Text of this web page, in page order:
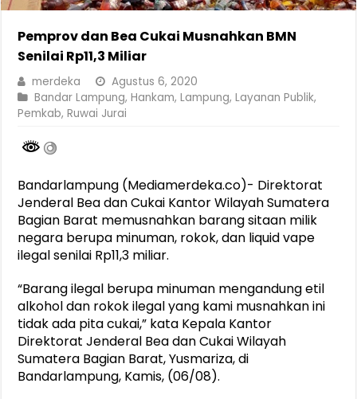
Pemprov dan Bea Cukai Musnahkan BMN
Senilai Rp11,3 Miliar
merdeka
Agustus 6, 2020
Bandar Lampung,Hankam,Lampung,Layanan Publik,
Pemkab,Ruwai Jurai
Bandarlampung (Mediamerdeka.co)- Direktorat
Jenderal Bea dan Cukai Kantor Wilayah Sumatera
Bagian Barat memusnahkan barang sitaan milik
negara berupa minuman, rokok, dan liquid vape
ilegal senilai Rp11,3 miliar.
“Barang ilegal berupa minuman mengandung etil
alkohol dan rokok ilegal yang kami musnahkan ini
tidak ada pita cukai,” kata Kepala Kantor
Direktorat Jenderal Bea dan Cukai Wilayah
Sumatera Bagian Barat, Yusmariza, di
Bandarlampung, Kamis, (06/08).